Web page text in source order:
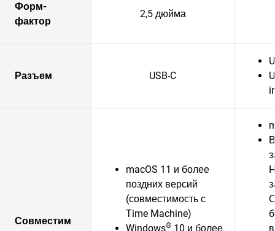
Форм-
фактор
2,5 дюйма
Разъем USB-C
Совместим
macOS 11 и более
поздних версий
(совместимость с
Time Machine)
Windows® 10 и более